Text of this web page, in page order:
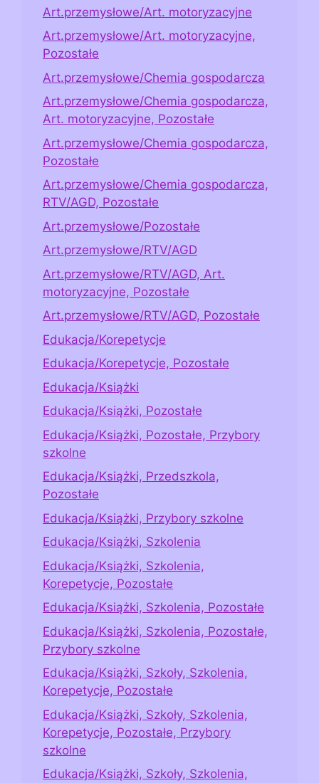
Art.przemysłowe/Art. motoryzacyjne
Art.przemysłowe/Art. motoryzacyjne,
Pozostałe
Art.przemysłowe/Chemia gospodarcza
Art.przemysłowe/Chemia gospodarcza,
Art. motoryzacyjne, Pozostałe
Art.przemysłowe/Chemia gospodarcza,
Pozostałe
Art.przemysłowe/Chemia gospodarcza,
RTV/AGD, Pozostałe
Art.przemysłowe/Pozostałe
Art.przemysłowe/RTV/AGD
Art.przemysłowe/RTV/AGD, Art.
motoryzacyjne, Pozostałe
Art.przemysłowe/RTV/AGD, Pozostałe
Edukacja/Korepetycje
Edukacja/Korepetycje, Pozostałe
Edukacja/Książki
Edukacja/Książki, Pozostałe
Edukacja/Książki, Pozostałe, Przybory
szkolne
Edukacja/Książki, Przedszkola,
Pozostałe
Edukacja/Książki, Przybory szkolne
Edukacja/Książki, Szkolenia
Edukacja/Książki, Szkolenia,
Korepetycje, Pozostałe
Edukacja/Książki, Szkolenia, Pozostałe
Edukacja/Książki, Szkolenia, Pozostałe,
Przybory szkolne
Edukacja/Książki, Szkoły, Szkolenia,
Korepetycje, Pozostałe
Edukacja/Książki, Szkoły, Szkolenia,
Korepetycje, Pozostałe, Przybory
szkolne
Edukacja/Książki, Szkoły, Szkolenia,